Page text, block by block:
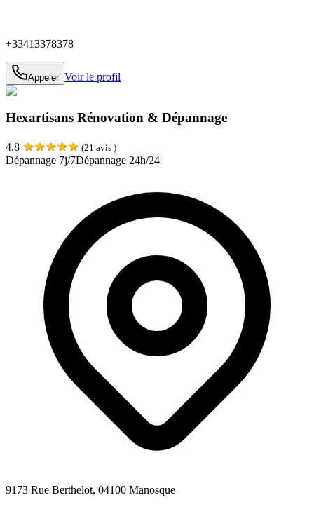
+33413378378
Appeler Voir le profil
Hexartisans Rénovation & Dépannage
4.8 ★★★★★ (21 avis )
Dépannage 7j/7Dépannage 24h/24
9173 Rue Berthelot, 04100 Manosque